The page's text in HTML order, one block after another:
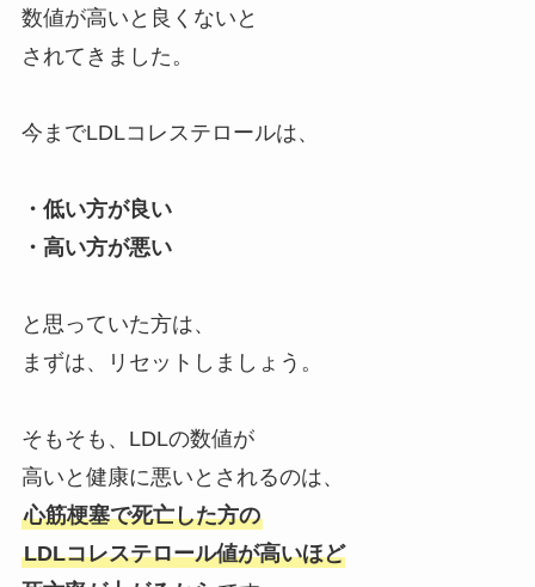
数値が高いと良くないと
されてきました。
今までLDLコレステロールは、
・低い方が良い
・高い方が悪い
と思っていた方は、
まずは、リセットしましょう。
そもそも、LDLの数値が
高いと健康に悪いとされるのは、
心筋梗塞で死亡した方の
LDLコレステロール値が高いほど